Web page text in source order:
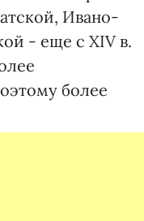
Ивано-
- еще с XIV в.
более